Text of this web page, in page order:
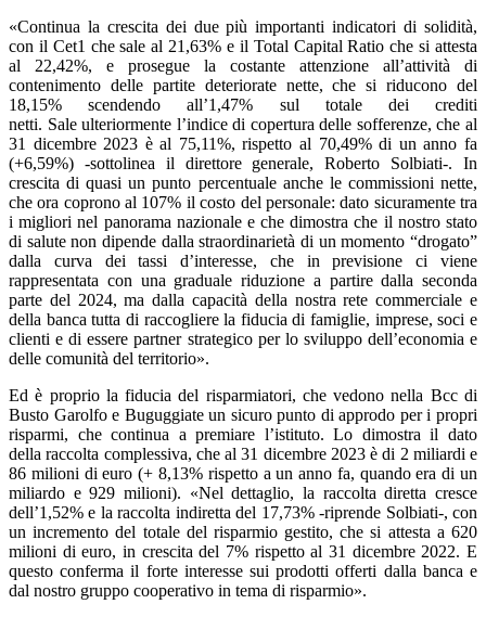
«Continua la crescita dei due più importanti indicatori di solidità,
con il Cet1 che sale al 21,63% e il Total Capital Ratio che si attesta
al 22,42%, e prosegue la costante attenzione all’attività di
contenimento delle partite deteriorate nette, che si riducono del
18,15% scendendo all’1,47% sul totale dei crediti
netti. Sale ulteriormente l’indice di copertura delle sofferenze, che al
31 dicembre 2023 è al 75,11%, rispetto al 70,49% di un anno fa
(+6,59%) -sottolinea il direttore generale, Roberto Solbiati-. In
crescita di quasi un punto percentuale anche le commissioni nette,
che ora coprono al 107% il costo del personale: dato sicuramente tra
i migliori nel panorama nazionale e che dimostra che il nostro stato
di salute non dipende dalla straordinarietà di un momento “drogato”
dalla curva dei tassi d’interesse, che in previsione ci viene
rappresentata con una graduale riduzione a partire dalla seconda
parte del 2024, ma dalla capacità della nostra rete commerciale e
della banca tutta di raccogliere la fiducia di famiglie, imprese, soci e
clienti e di essere partner strategico per lo sviluppo dell’economia e
delle comunità del territorio».
Ed è proprio la fiducia del risparmiatori, che vedono nella Bcc di
Busto Garolfo e Buguggiate un sicuro punto di approdo per i propri
risparmi, che continua a premiare l’istituto. Lo dimostra il dato
della raccolta complessiva, che al 31 dicembre 2023 è di 2 miliardi e
86 milioni di euro (+ 8,13% rispetto a un anno fa, quando era di un
miliardo e 929 milioni). «Nel dettaglio, la raccolta diretta cresce
dell’1,52% e la raccolta indiretta del 17,73% -riprende Solbiati-, con
un incremento del totale del risparmio gestito, che si attesta a 620
milioni di euro, in crescita del 7% rispetto al 31 dicembre 2022. E
questo conferma il forte interesse sui prodotti offerti dalla banca e
dal nostro gruppo cooperativo in tema di risparmio».